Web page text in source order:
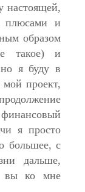
настоящей,
плюсами и
образом
такое) и
я буду в
проект,
я просто
большее, с
дальше,
вы ко мне